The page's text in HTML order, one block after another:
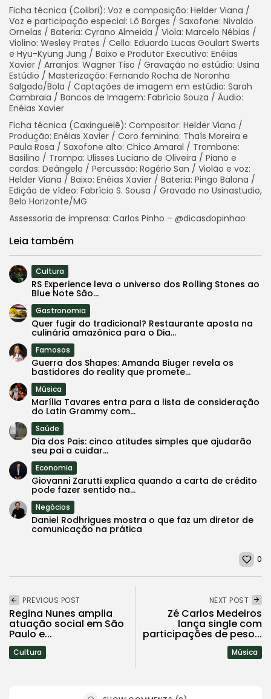
Ficha técnica (Colibri): Voz e composição: Helder Viana /
Voz e participação especial: Lô Borges / Saxofone: Nivaldo
Ornelas / Bateria: Cyrano Almeida / Viola: Marcelo Nébias /
Violino: Wesley Prates / Cello: Eduardo Lucas Goulart Swerts
e Hyu-Kyung Jung / Baixo e Produtor Executivo: Enéias
Xavier / Arranjos: Wagner Tiso / Gravação no estúdio: Usina
Estúdio / Masterização: Fernando Rocha de Noronha
Salgado/Bola / Captações de imagem em estúdio: Sarah
Cambraia / Bancos de Imagem: Fabrício Souza / Áudio:
Enéias Xavier
Ficha técnica (Caxinguelê): Compositor: Helder Viana /
Produção: Enéias Xavier / Coro feminino: Thaís Moreira e
Paula Rosa / Saxofone alto: Chico Amaral / Trombone:
Basilino / Trompa: Ulisses Luciano de Oliveira / Piano e
cordas: Deângelo / Percussão: Rogério San / Violão e voz:
Helder Viana / Baixo: Enéias Xavier / Bateria: Pingo Balona /
Edição de vídeo: Fabrício S. Sousa / Gravado no Usinastudio,
Belo Horizonte/MG
Assessoria de imprensa: Carlos Pinho – @dicasdopinhao
Leia também
Cultura
RS Experience leva o universo dos Rolling Stones ao
Blue Note São...
Gastronomia
Quer fugir do tradicional? Restaurante aposta na
culinária amazônica para o Dia...
Famosos
Guerra dos Shapes: Amanda Biuger revela os
bastidores do reality que promete...
Música
Marília Tavares entra para a lista de consideração
do Latin Grammy com...
Saúde
Dia dos Pais: cinco atitudes simples que ajudarão
seu pai a cuidar...
Economia
Giovanni Zarutti explica quando a carta de crédito
pode fazer sentido na...
Negócios
Daniel Rodhrigues mostra o que faz um diretor de
comunicação na prática
0
PREVIOUS POST
Regina Nunes amplia
atuação social em São
Paulo e...
Cultura
NEXT POST
Zé Carlos Medeiros
lança single com
participações de peso...
Música